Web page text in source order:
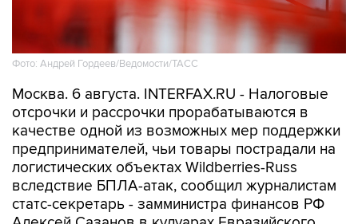
Фото: Андрей Гордеев/Ведомости/ТАСС
Москва. 6 августа. INTERFAX.RU - Налоговые
отсрочки и рассрочки прорабатываются в
качестве одной из возможных мер поддержки
предпринимателей, чьи товары пострадали на
логистических объектах Wildberries-Russ
вследствие БПЛА-атак, сообщил журналистам
статс-секретарь - замминистра финансов РФ